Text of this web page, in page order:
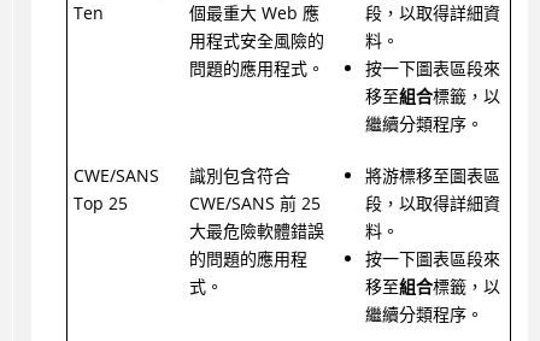
Ten
個最重大 Web 應
用程式安全風險的
問題的應用程式。
段，以取得詳細資
料。
按一下圖表區段來
移至組合標籤，以
繼續分類程序。
CWE/SANS
Top 25
識別包含符合
CWE/SANS 前 25
大最危險軟體錯誤
的問題的應用程
式。
將游標移至圖表區
段，以取得詳細資
料。
按一下圖表區段來
移至組合標籤，以
繼續分類程序。